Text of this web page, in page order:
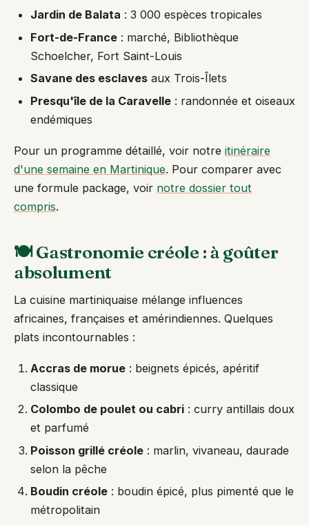
Jardin de Balata : 3 000 espèces tropicales
Fort-de-France : marché, Bibliothèque
Schoelcher, Fort Saint-Louis
Savane des esclaves aux Trois-Îlets
Presqu'île de la Caravelle : randonnée et oiseaux
endémiques
Pour un programme détaillé, voir notre itinéraire
d'une semaine en Martinique. Pour comparer avec
une formule package, voir notre dossier tout
compris.
🍽️ Gastronomie créole : à goûter
absolument
La cuisine martiniquaise mélange influences
africaines, françaises et amérindiennes. Quelques
plats incontournables :
Accras de morue : beignets épicés, apéritif
classique
Colombo de poulet ou cabri : curry antillais doux
et parfumé
Poisson grillé créole : marlin, vivaneau, daurade
selon la pêche
Boudin créole : boudin épicé, plus pimenté que le
métropolitain